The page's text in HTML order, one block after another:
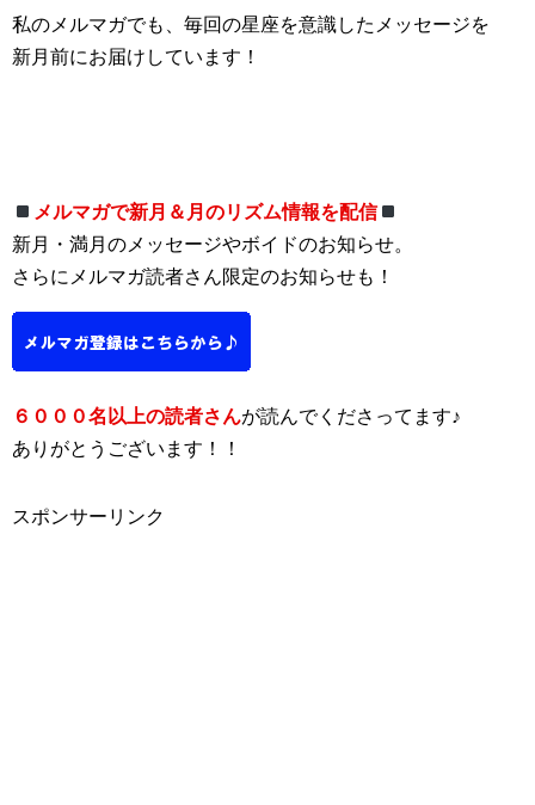
私のメルマガでも、毎回の星座を意識したメッセージを
新月前にお届けしています！
メルマガで新月＆月のリズム情報を配信
新月・満月のメッセージやボイドのお知らせ。
さらにメルマガ読者さん限定のお知らせも！
６０００名以上の読者さんが読んでくださってます♪
ありがとうございます！！
スポンサーリンク